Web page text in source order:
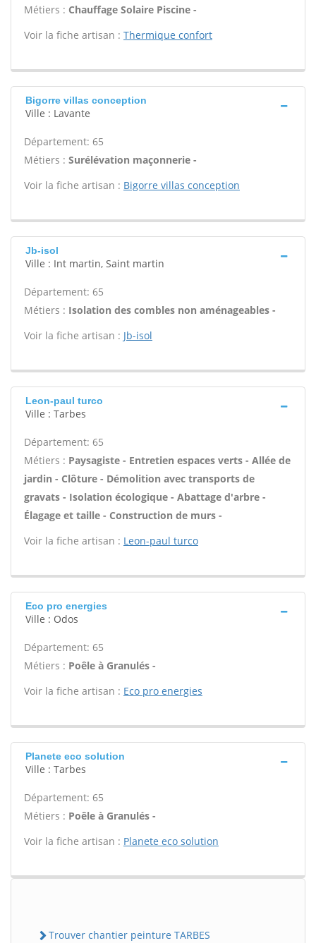
Métiers : Chauffage Solaire Piscine -
Voir la fiche artisan : Thermique confort
Bigorre villas conception
Ville : Lavante
Département: 65
Métiers : Surélévation maçonnerie -
Voir la fiche artisan : Bigorre villas conception
Jb-isol
Ville : Int martin, Saint martin
Département: 65
Métiers : Isolation des combles non aménageables -
Voir la fiche artisan : Jb-isol
Leon-paul turco
Ville : Tarbes
Département: 65
Métiers : Paysagiste - Entretien espaces verts - Allée de
jardin - Clôture - Démolition avec transports de
gravats - Isolation écologique - Abattage d'arbre -
Élagage et taille - Construction de murs -
Voir la fiche artisan : Leon-paul turco
Eco pro energies
Ville : Odos
Département: 65
Métiers : Poêle à Granulés -
Voir la fiche artisan : Eco pro energies
Planete eco solution
Ville : Tarbes
Département: 65
Métiers : Poêle à Granulés -
Voir la fiche artisan : Planete eco solution
Trouver chantier peinture TARBES